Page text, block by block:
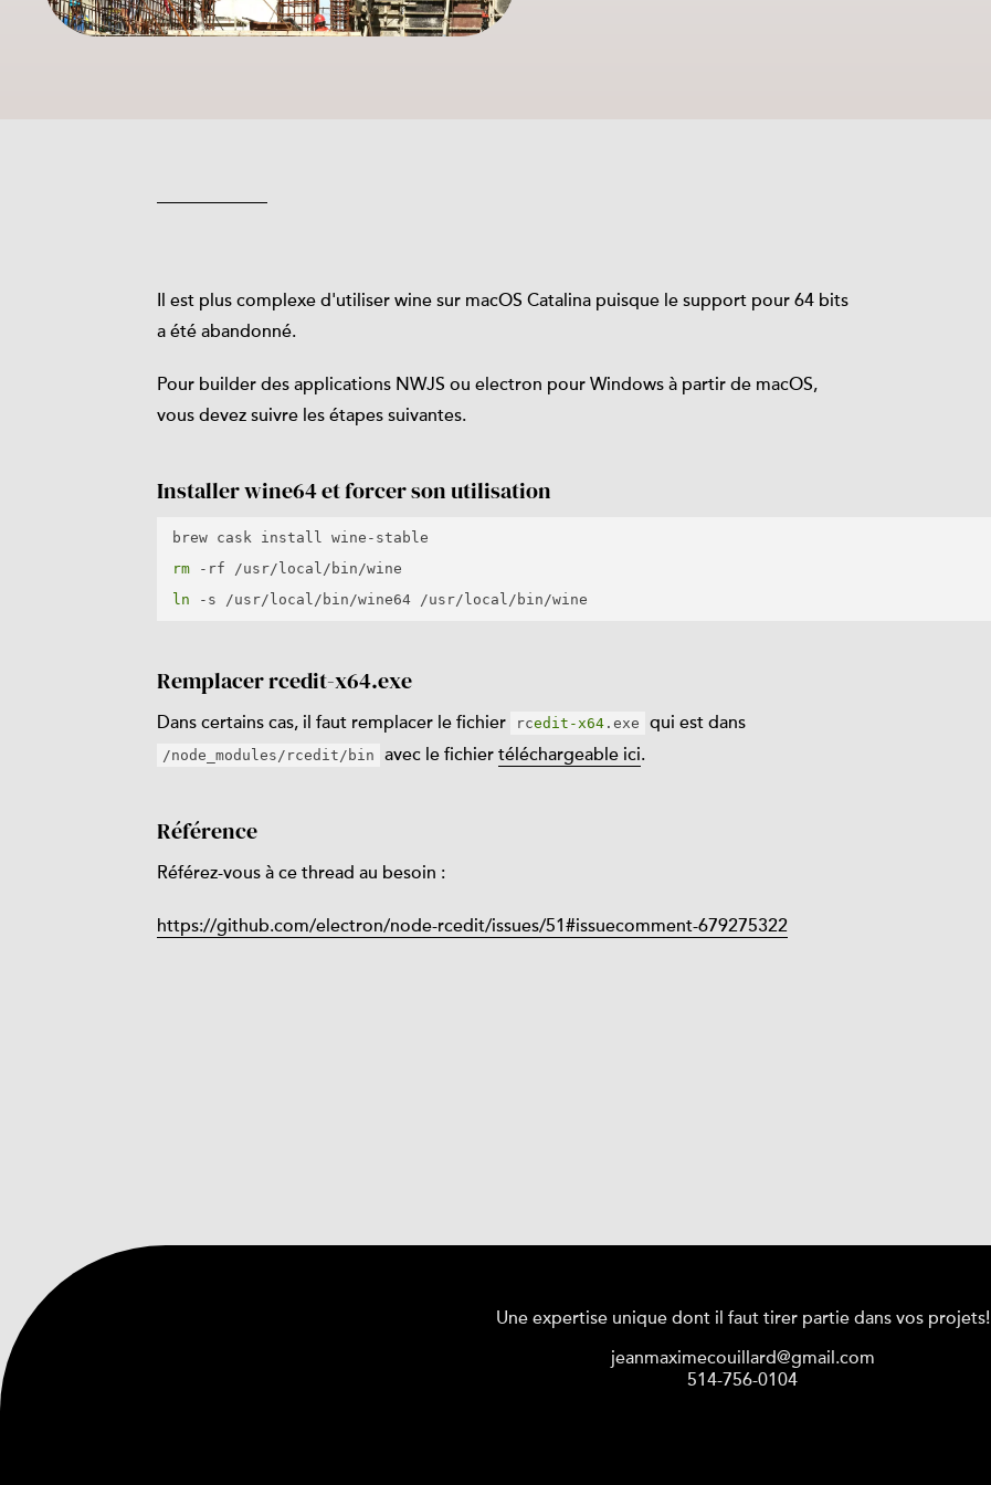
Il est plus complexe d'utiliser wine sur macOS Catalina puisque le support pour 64 bits
a été abandonné.
Pour builder des applications NWJS ou electron pour Windows à partir de macOS,
vous devez suivre les étapes suivantes.
Installer wine64 et forcer son utilisation
rm
ln
Remplacer rcedit-x64.exe
Dans certains cas, il faut remplacer le fichier rcedit-x64 .exe qui est dans
/node_modules/rcedit/bin avec le fichier téléchargeable ici.
Référence
Référez-vous à ce thread au besoin :
https://github.com/electron/node-rcedit/issues/51#issuecomment-679275322
Une expertise unique dont il faut tirer partie dans vos projets!
jeanmaximecouillard@gmail.com
514-756-0104